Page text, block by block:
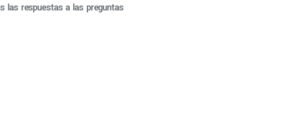
las respuestas a las preguntas